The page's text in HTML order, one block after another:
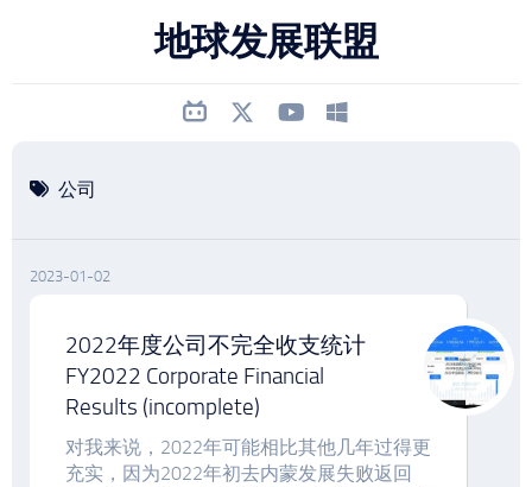
地球发展联盟
公司
2023-01-02
2022年度公司不完全收支统计
FY2022 Corporate Financial
Results (incomplete)
对我来说，2022年可能相比其他几年过得更
充实，因为2022年初去内蒙发展失败返回